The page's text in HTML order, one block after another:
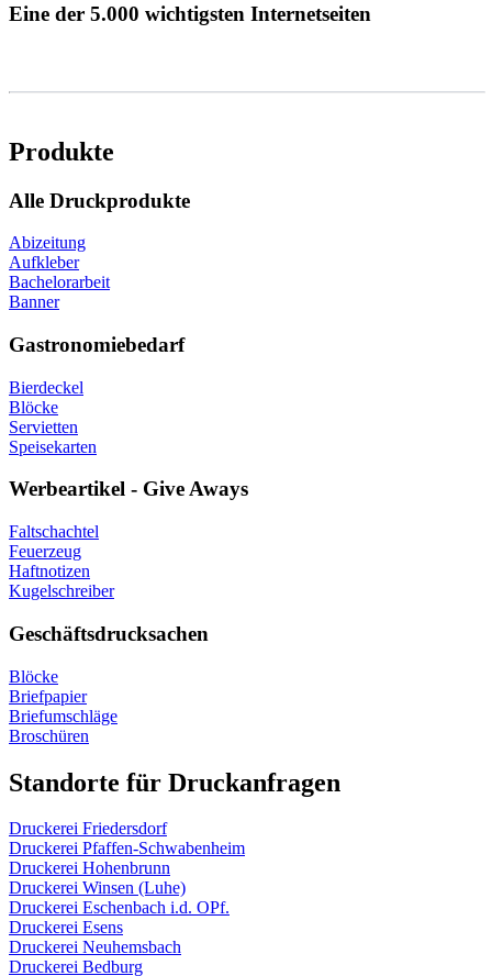
Eine der 5.000 wichtigsten Internetseiten
Produkte
Alle Druckprodukte
Abizeitung
Aufkleber
Bachelorarbeit
Banner
Gastronomiebedarf
Bierdeckel
Blöcke
Servietten
Speisekarten
Werbeartikel - Give Aways
Faltschachtel
Feuerzeug
Haftnotizen
Kugelschreiber
Geschäftsdrucksachen
Blöcke
Briefpapier
Briefumschläge
Broschüren
Standorte für Druckanfragen
Druckerei Friedersdorf
Druckerei Pfaffen-Schwabenheim
Druckerei Hohenbrunn
Druckerei Winsen (Luhe)
Druckerei Eschenbach i.d. OPf.
Druckerei Esens
Druckerei Neuhemsbach
Druckerei Bedburg